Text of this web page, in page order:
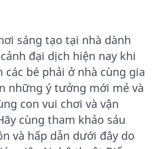
sáng tạo tại nhà dành
đại dịch hiện nay khi
bé phải ở nhà cùng gia
những ý tưởng mới mẻ và
con vui chơi và vận
cùng tham khảo sáu
và hấp dẫn dưới đây do